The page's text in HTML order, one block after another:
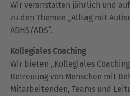
Wir veranstalten jährlich und
zu den Themen „Alltag mit
ADHS/ADS“.
Kollegiales Coaching
Wir bieten „Kollegiales
Betreuung von Menschen mit
Mitarbeitenden, Teams und